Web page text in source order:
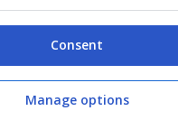
80'
esce,
Leo i
Consent
Manage options